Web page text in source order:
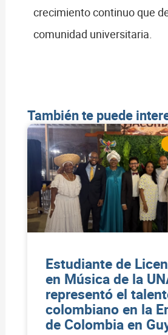
crecimiento continuo que
comunidad universitaria.
También te puede
Estudiante de
en Música de la
representó el
colombiano en la
de Colombia en